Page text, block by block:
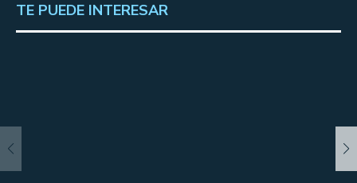
TE PUEDE INTERESAR